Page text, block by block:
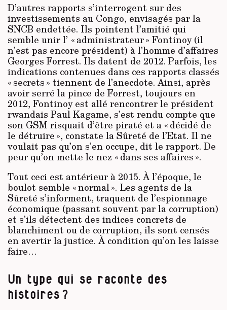
D’autres rapports s’interrogent sur des
investissements au Congo, envisagés par la
SNCB endettée. Ils pointent l’amitié qui
semble unir l’ « administrateur » Fontinoy (il
n’est pas encore président) à l’homme d’affaires
Georges Forrest. Ils datent de 2012. Parfois, les
indications contenues dans ces rapports classés
« secrets » tiennent de l’anecdote. Ainsi, après
avoir serré la pince de Forrest, toujours en
2012, Fontinoy est allé rencontrer le président
rwandais Paul Kagame, s’est rendu compte que
son GSM risquait d’être piraté et a « décidé de
le détruire », constate la Sûreté de l’Etat. Il ne
voulait pas qu’on s’en occupe, dit le rapport. De
peur qu’on mette le nez « dans ses affaires ».
Tout ceci est antérieur à 2015. À l’époque, le
boulot semble « normal ». Les agents de la
Sûreté s’informent, traquent de l’espionnage
économique (passant souvent par la corruption)
et s’ils détectent des indices concrets de
blanchiment ou de corruption, ils sont censés
en avertir la justice. À condition qu’on les laisse
faire…
Un type qui se raconte des
histoires ?